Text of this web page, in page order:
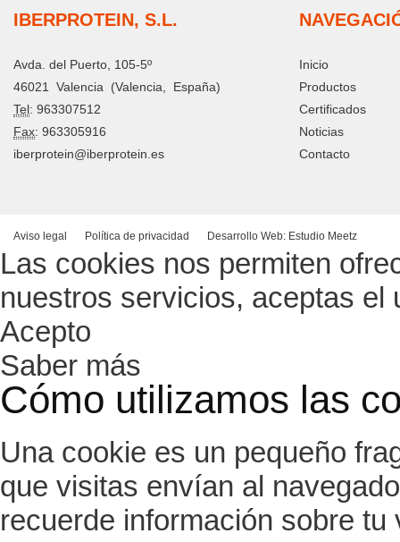
IBERPROTEIN, S.L.
Avda. del Puerto, 105-5º
46021
Valencia (Valencia España)
Tel: 963307512
Fax: 963305916
iberprotein@iberprotein.es
Inicio
Productos
Certificados
Noticias
Contacto
Aviso legal Política de privacidad Desarrollo Web: Estudio Meetz
Las cookies nos permiten
nuestros servicios, aceptas
Acepto
Saber más
Cómo utilizamos las
Una cookie es un pequeño
que visitas envían al
recuerde información sobre